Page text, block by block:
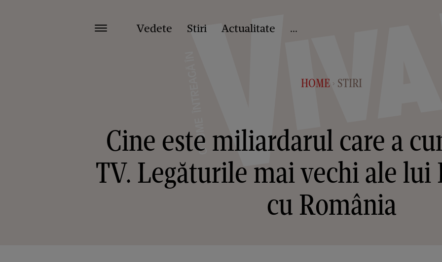
Vedete Stiri Actualitate ...
HOME > STIRI
Cine este miliardarul care a
TV. Legăturile mai vechi ale lui
cu România